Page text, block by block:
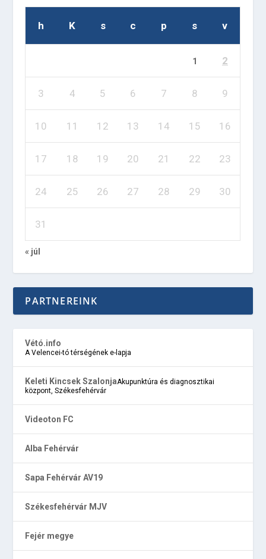
h K s c p s v
1 2
3 4 5 6 7 8 9
10 11 12 13 14 15 16
17 18 19 20 21 22 23
24 25 26 27 28 29 30
31
« júl
PARTNEREINK
Vétó.info
A Velencei-tó térségének e-lapja
Keleti Kincsek SzalonjaAkupunktúra és diagnosztikai
központ, Székesfehérvár
Videoton FC
Alba Fehérvár
Sapa Fehérvár AV19
Székesfehérvár MJV
Fejér megye